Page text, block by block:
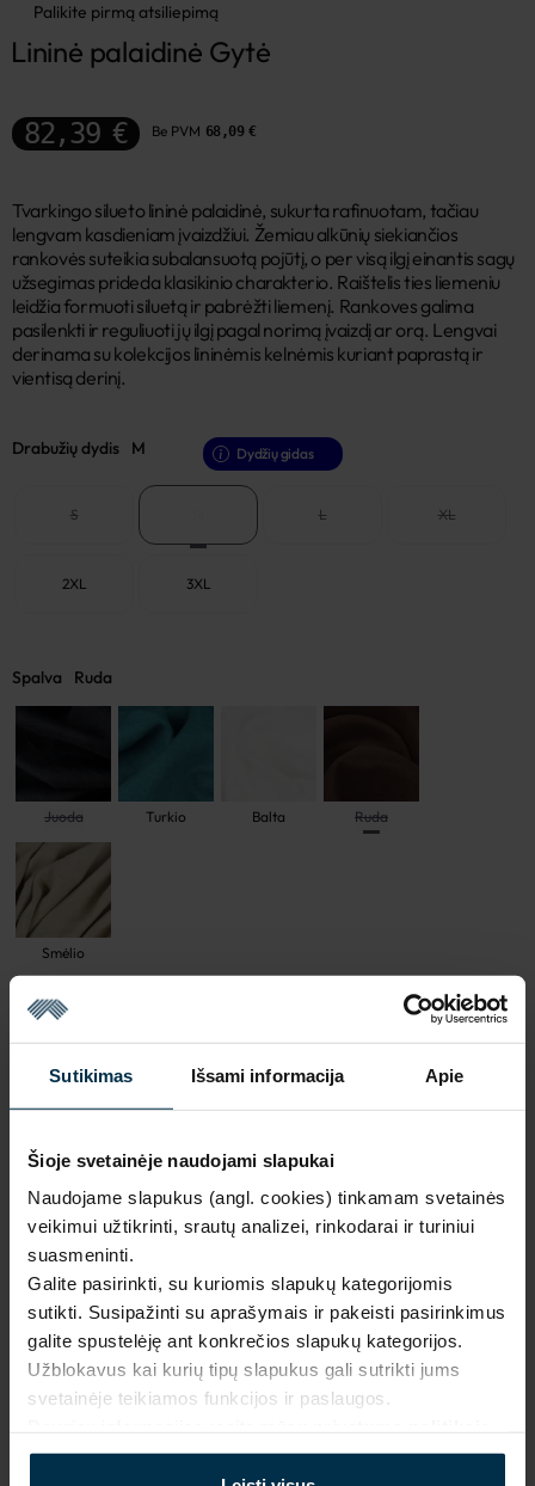
Sutikimas Išsami informacija Apie
Šioje svetainėje naudojami slapukai
Naudojame slapukus (angl. cookies) tinkamam svetainės
veikimui užtikrinti, srautų analizei, rinkodarai ir turiniui
suasmeninti.
Galite pasirinkti, su kuriomis slapukų kategorijomis
sutikti. Susipažinti su aprašymais ir pakeisti pasirinkimus
galite spustelėję ant konkrečios slapukų kategorijos.
Užblokavus kai kurių tipų slapukus gali sutrikti jums
svetainėje teikiamos funkcijos ir paslaugos.
Palikite pirmą atsiliepimą
Lininė palaidinė Gytė
82,39 € Be PVM 68,09 €
Tvarkingo silueto lininė palaidinė, sukurta rafinuotam, tačiau
lengvam kasdieniam įvaizdžiui. Žemiau alkūnių siekiančios
rankovės suteikia subalansuotą pojūtį, o per visą ilgį einantis sagų
užsegimas prideda klasikinio charakterio. Raištelis ties liemeniu
leidžia formuoti siluetą ir pabrėžti liemenį. Rankoves galima
pasilenkti ir reguliuoti jų ilgį pagal norimą įvaizdį ar orą. Lengvai
derinama su kolekcijos lininėmis kelnėmis kuriant paprastą ir
vientisą derinį.
Drabužių dydis M Dydžių gidas
S L XL
2XL 3XL
Spalva Ruda
Juoda Turkio Balta Ruda
Smėlio
Išparduota
NAUDINGA ŽINOTI
Išparduota
Garantija - 2 metai Žiūrėti garantiją
Grąžinimas - 14 dienų
Žiūrėti grąžinimo politiką